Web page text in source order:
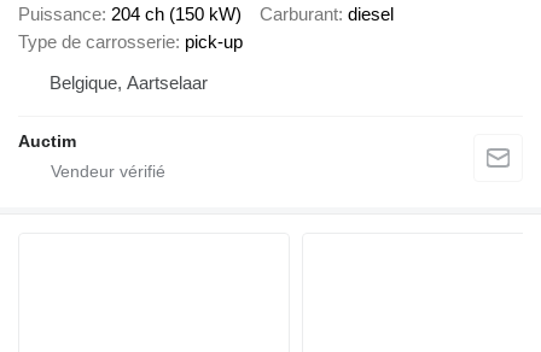
Puissance 204 ch (150 kW) Carburant diesel
Type de carrosserie pick-up
Belgique, Aartselaar
Auctim